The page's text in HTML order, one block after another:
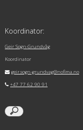
Koordinator:
Geir Sogn-Grundvåg
Koordinator
geir.sogn-grundvag@nofima.no
+47 77 62 90 91